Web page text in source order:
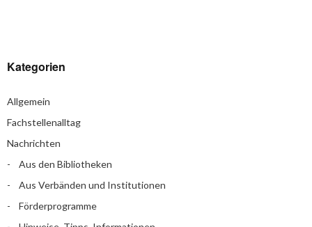
Kategorien
Allgemein
Fachstellenalltag
Nachrichten
Aus den Bibliotheken
Aus Verbänden und Institutionen
Förderprogramme